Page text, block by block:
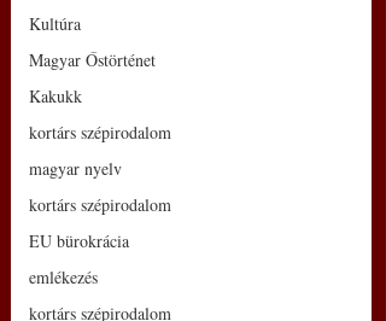
Kultúra
Magyar Őstörténet
Kakukk
kortárs szépirodalom
magyar nyelv
kortárs szépirodalom
EU bürokrácia
emlékezés
kortárs szépirodalom